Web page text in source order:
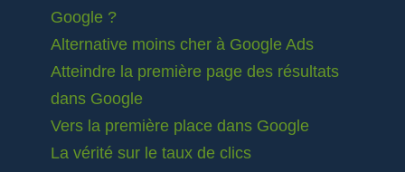
Google ?
Alternative moins cher à Google Ads
Atteindre la première page des résultats
dans Google
Vers la première place dans Google
La vérité sur le taux de clics